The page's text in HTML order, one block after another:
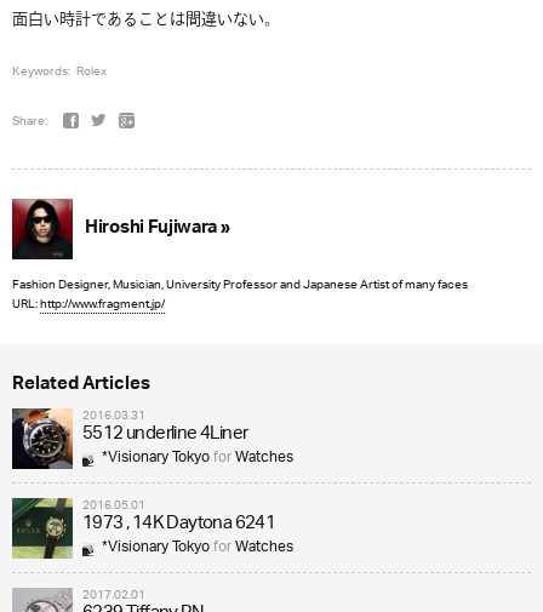
面白い時計であることは間違いない。
Keywords: Rolex
Share:
Hiroshi Fujiwara »
Fashion Designer, Musician, University Professor and Japanese Artist of many faces
URL:http://www.fragment.jp/
Related Articles
2016.03.31
5512 underline 4Liner
*Visionary TokyoforWatches
2016.05.01
1973 , 14K Daytona 6241
*Visionary TokyoforWatches
2017.02.01